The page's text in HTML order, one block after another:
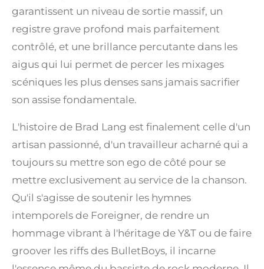
garantissent un niveau de sortie massif, un
registre grave profond mais parfaitement
contrôlé, et une brillance percutante dans les
aigus qui lui permet de percer les mixages
scéniques les plus denses sans jamais sacrifier
son assise fondamentale.
L'histoire de Brad Lang est finalement celle d'un
artisan passionné, d'un travailleur acharné qui a
toujours su mettre son ego de côté pour se
mettre exclusivement au service de la chanson.
Qu'il s'agisse de soutenir les hymnes
intemporels de Foreigner, de rendre un
hommage vibrant à l'héritage de Y&T ou de faire
groover les riffs des BulletBoys, il incarne